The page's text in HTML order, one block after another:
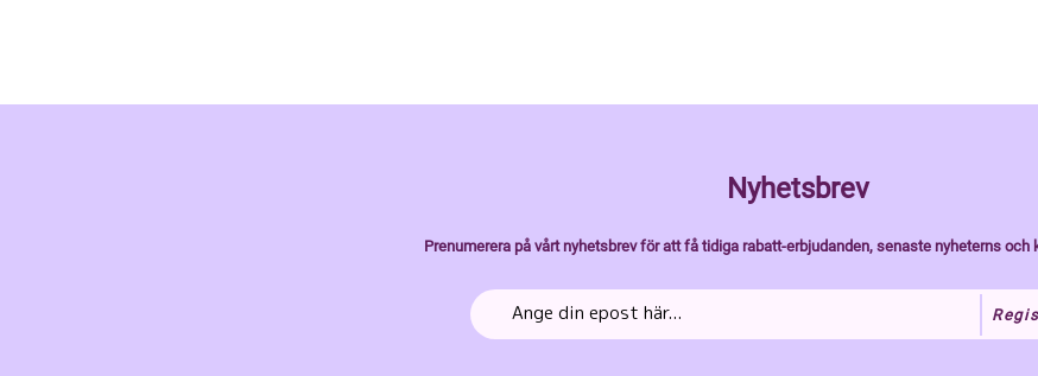
Nyhetsbrev
Prenumerera på vårt nyhetsbrev för att få tidiga rabatt-erbjudanden, senaste nyheterns